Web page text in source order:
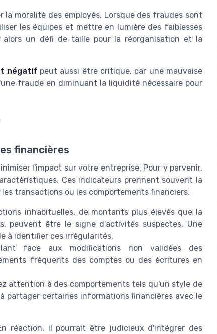
moralité des employés. Lorsque des fraudes sont
les équipes et mettre en lumière des faiblesses
un défi de taille pour la réorganisation et la
négatif peut aussi être critique, car une mauvaise
fraude en diminuant la liquidité nécessaire pour
financières
l'impact sur votre entreprise. Pour y parvenir,
Ces indicateurs prennent souvent la
transactions ou les comportements financiers.
inhabituelles, de montants plus élevés que la
peuvent être le signe d'activités suspectes. Une
à identifier ces irrégularités.
face aux modifications non validées des
fréquents des comptes ou des écritures en
attention à des comportements tels qu'un style de
partager certaines informations financières avec le
réaction, il pourrait être judicieux d'intégrer des